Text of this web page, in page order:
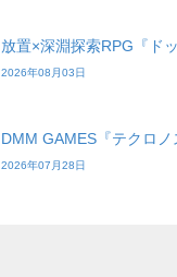
放置×深淵探索RPG『ド
2026年08月03日
DMM GAMES『テクロ
2026年07月28日